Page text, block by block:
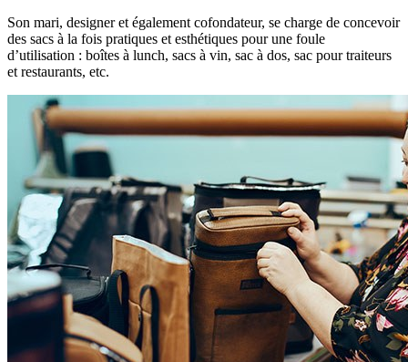
Son mari, designer et également cofondateur, se charge de concevoir
des sacs à la fois pratiques et esthétiques pour une foule
d’utilisation : boîtes à lunch, sacs à vin, sac à dos, sac pour traiteurs
et restaurants, etc.